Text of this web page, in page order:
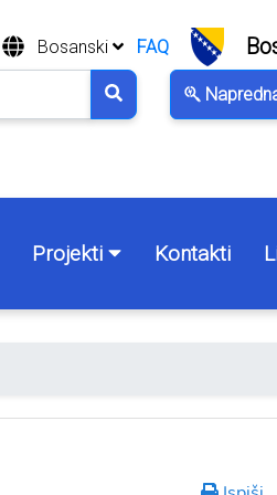
Bosanski FAQ
Projekti Kontakti